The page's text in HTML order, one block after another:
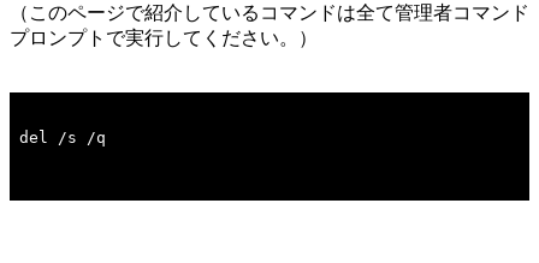
（このページで紹介しているコマンドは全て管理者コマンド
プロンプトで実行してください。）